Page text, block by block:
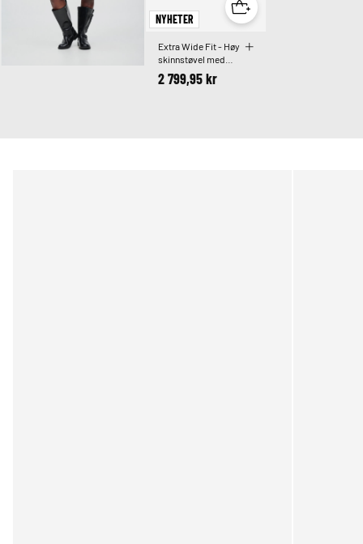
NYHETER
Extra Wide Fit - Høy
skinnstøvel med
dekorative spenner
2 799,95 kr